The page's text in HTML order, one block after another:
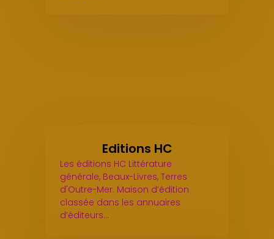
Editions HC
Les éditions HC Littérature
générale, Beaux-Livres, Terres
d'Outre-Mer. Maison d’édition
classée dans les annuaires
d’éditeurs…